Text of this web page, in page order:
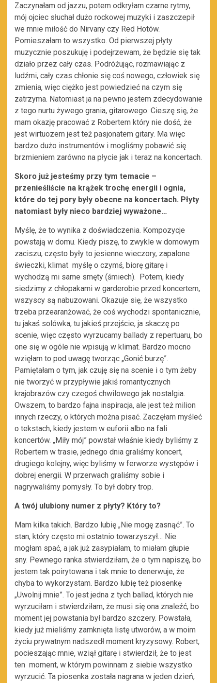
Zaczynałam od jazzu, potem odkryłam czarne rytmy,
mój ojciec słuchał dużo rockowej muzyki i zaszczepił
we mnie miłość do Nirvany czy Red Hotów.
Pomieszałam to wszystko. Od pierwszej płyty
muzycznie poszukuję i podejrzewam, że będzie się tak
działo przez cały czas. Podróżując, rozmawiając z
ludźmi, cały czas chłonie się coś nowego, człowiek się
zmienia, więc ciężko jest powiedzieć na czym się
zatrzyma. Natomiast ja na pewno jestem zdecydowanie
z tego nurtu żywego grania, gitarowego. Cieszę się, że
mam okazję pracować z Robertem który nie dość, że
jest wirtuozem jest też pasjonatem gitary. Ma więc
bardzo dużo instrumentów i mogliśmy pobawić się
brzmieniem zarówno na płycie jak i teraz na koncertach.
Skoro już jesteśmy przy tym temacie –
przenieśliście na krążek trochę energii i ognia,
które do tej pory były obecne na koncertach. Płyty
natomiast były nieco bardziej wyważone…
Myślę, że to wynika z doświadczenia. Kompozycje
powstają w domu. Kiedy piszę, to zwykle w domowym
zaciszu, często były to jesienne wieczory, zapalone
świeczki, klimat myślę o czymś, biorę gitarę i
wychodzą mi same smęty (śmiech). Potem, kiedy
siedzimy z chłopakami w garderobie przed koncertem,
wszyscy są nabuzowani. Okazuje się, że wszystko
trzeba przearanżować, że coś wychodzi spontanicznie,
tu jakaś solówka, tu jakieś przejście, ja skaczę po
scenie, więc często wyrzucamy ballady z repertuaru, bo
one się w ogóle nie wpisują w klimat. Bardzo mocno
wzięłam to pod uwagę tworząc „Gonić burzę”.
Pamiętałam o tym, jak czuję się na scenie i o tym żeby
nie tworzyć w przypływie jakiś romantycznych
krajobrazów czy czegoś chwilowego jak nostalgia.
Owszem, to bardzo fajna inspiracja, ale jest też milion
innych rzeczy, o których można pisać. Zaczęłam myśleć
o tekstach, kiedy jestem w euforii albo na fali
koncertów. „Miły mój” powstał właśnie kiedy byliśmy z
Robertem w trasie, jednego dnia graliśmy koncert,
drugiego kolejny, więc byliśmy w ferworze występów i
dobrej energii. W przerwach graliśmy sobie i
nagrywaliśmy pomysły. To był dobry trop.
A twój ulubiony numer z płyty? Który to?
Mam kilka takich. Bardzo lubię „Nie mogę zasnąć”. To
stan, który często mi ostatnio towarzyszył… Nie
mogłam spać, a jak już zasypiałam, to miałam głupie
sny. Pewnego ranka stwierdziłam, że o tym napiszę, bo
jestem tak poirytowana i tak mnie to denerwuje, że
chyba to wykorzystam. Bardzo lubię też piosenkę
„Uwolnij mnie”. To jest jedna z tych ballad, których nie
wyrzuciłam i stwierdziłam, że musi się ona znaleźć, bo
moment jej powstania był bardzo szczery. Powstała,
kiedy już mieliśmy zamknięta listę utworów, a w moim
życiu prywatnym nadszedł moment kryzysowy. Robert,
pocieszając mnie, wziął gitarę i stwierdził, że to jest
ten moment, w którym powinnam z siebie wszystko
wyrzucić. Ta piosenka została nagrana w jeden dzień,